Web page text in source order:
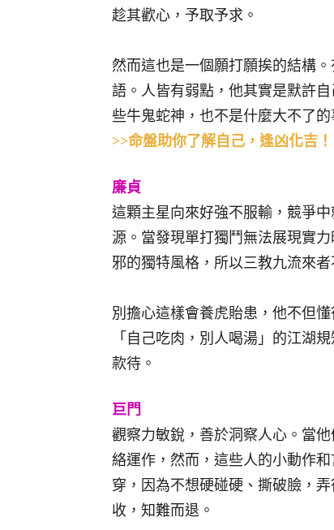
趁其歡心，予取予求。
然而這也是一個願打願挨的結構
語。人皆有弱點，他其實是默許
些牛鬼蛇神，也不是什麼大不了的
>>命盤助你了解自己，逢凶化吉！
廉貞
這顆主星向來好強不服輸，競爭
源。當發現單打獨鬥無法展現實
邪的獨特風格，所以三教九流來
別擔心這樣會養虎貽患，他不但
「自己吃肉，別人喝湯」的江湖
款待。
巨門
觀察力敏銳，善於洞察人心。當
絡運作，然而，這些人的小動作
穿，因為不想硬碰硬、撕破臉，
收，知難而退。